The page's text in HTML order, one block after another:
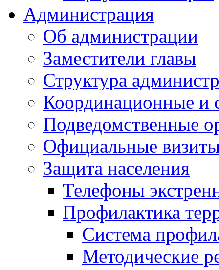
Администрация
Об администрации
Заместители главы
Структура
Координационные и
Подведомственные
Официальные
Защита населения
Телефоны
Профилактика
Система
Методические